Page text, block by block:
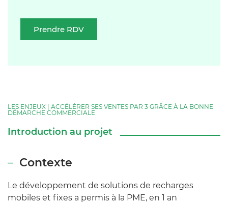
Prendre RDV
LES ENJEUX | ACCÉLÉRER SES VENTES PAR 3 GRÂCE À LA BONNE
DÉMARCHE COMMERCIALE
Introduction au projet
Contexte
Le développement de solutions de recharges
mobiles et fixes a permis à la PME, en 1 an